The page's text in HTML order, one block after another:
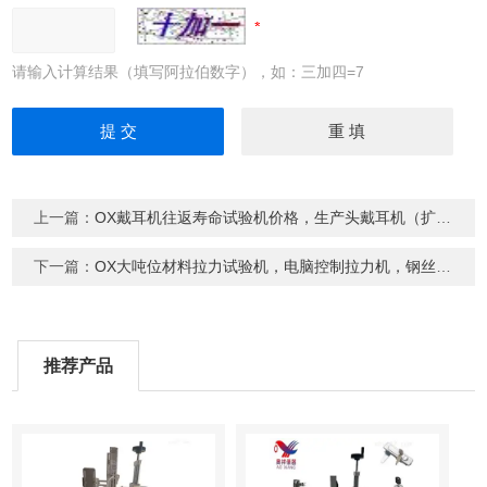
请输入计算结果（填写阿拉伯数字），如：三加四=7
上一篇：OX戴耳机往返寿命试验机价格，生产头戴耳机（扩张）寿命机，耳机双边扩张机
下一篇：OX大吨位材料拉力试验机，电脑控制拉力机，钢丝拉力试验机
推荐产品